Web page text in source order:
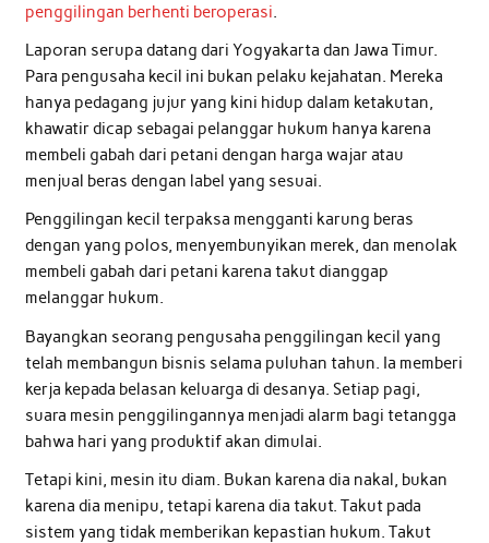
penggilingan berhenti beroperasi
Laporan serupa datang dari Yogyakarta dan Jawa Timur.
Para pengusaha kecil ini bukan pelaku kejahatan. Mereka
hanya pedagang jujur yang kini hidup dalam ketakutan,
khawatir dicap sebagai pelanggar hukum hanya karena
membeli gabah dari petani dengan harga wajar atau
menjual beras dengan label yang sesuai.
Penggilingan kecil terpaksa mengganti karung beras
dengan yang polos, menyembunyikan merek, dan menolak
membeli gabah dari petani karena takut dianggap
melanggar hukum.
Bayangkan seorang pengusaha penggilingan kecil yang
telah membangun bisnis selama puluhan tahun. Ia memberi
kerja kepada belasan keluarga di desanya. Setiap pagi,
suara mesin penggilingannya menjadi alarm bagi tetangga
bahwa hari yang produktif akan dimulai.
Tetapi kini, mesin itu diam. Bukan karena dia nakal, bukan
karena dia menipu, tetapi karena dia takut. Takut pada
sistem yang tidak memberikan kepastian hukum. Takut